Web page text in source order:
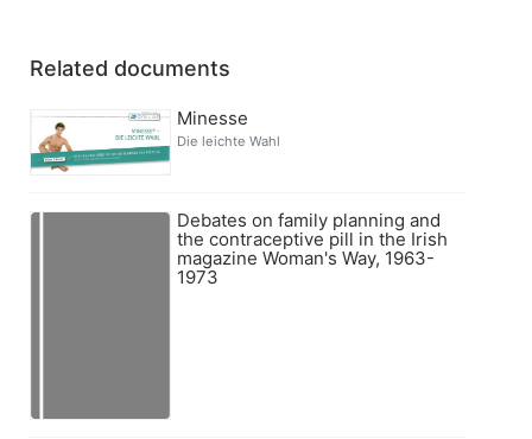
Related documents
Minesse
Die leichte Wahl
Debates on family planning and
the contraceptive pill in the Irish
magazine Woman's Way, 1963-
1973